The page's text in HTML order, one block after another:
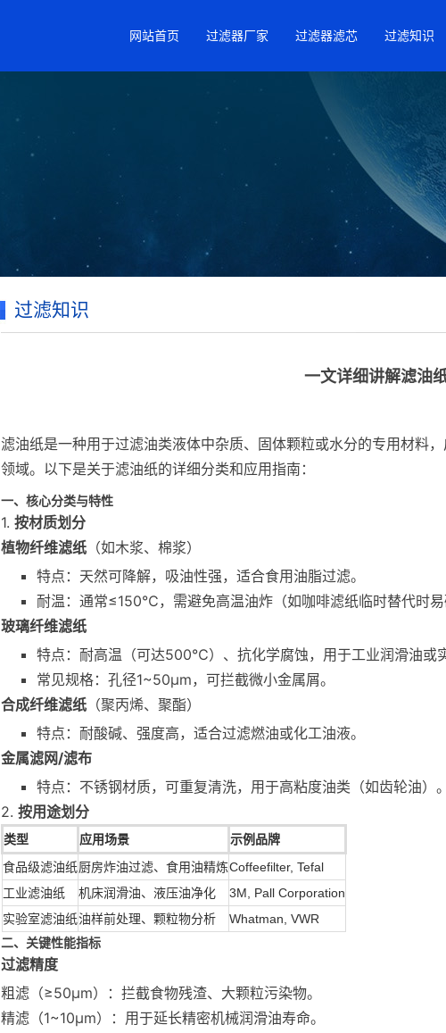
网站首页 过滤器厂家 过滤器滤芯 过滤知识
过滤知识
一文详细讲解滤油
滤油纸是一种用于过滤油类液体中杂质、固体颗粒或水分的专用材料
领域。以下是关于滤油纸的详细分类和应用指南：
一、核心分类与特性
1. 按材质划分
植物纤维滤纸（如木浆、棉浆）
特点：天然可降解，吸油性强，适合食用油脂过滤。
耐温：通常≤150℃，需避免高温油炸（如咖啡滤纸临时替代时
玻璃纤维滤纸
特点：耐高温（可达500℃）、抗化学腐蚀，用于工业润滑油或
常见规格：孔径1~50μm，可拦截微小金属屑。
合成纤维滤纸（聚丙烯、聚酯）
特点：耐酸碱、强度高，适合过滤燃油或化工油液。
金属滤网/滤布
特点：不锈钢材质，可重复清洗，用于高粘度油类（如齿轮油）
2. 按用途划分
类型 应用场景
示例品牌
食品级滤油纸厨房炸油过滤、食用油精炼Coffeefilter, Tefal
工业滤油纸
机床润滑油、液压油净化
3M, Pall Corporation
实验室滤油纸油样前处理、颗粒物分析 Whatman, VWR
二、关键性能指标
过滤精度
粗滤（≥50μm）：拦截食物残渣、大颗粒污染物。
精滤（1~10μm）：用于延长精密机械润滑油寿命。